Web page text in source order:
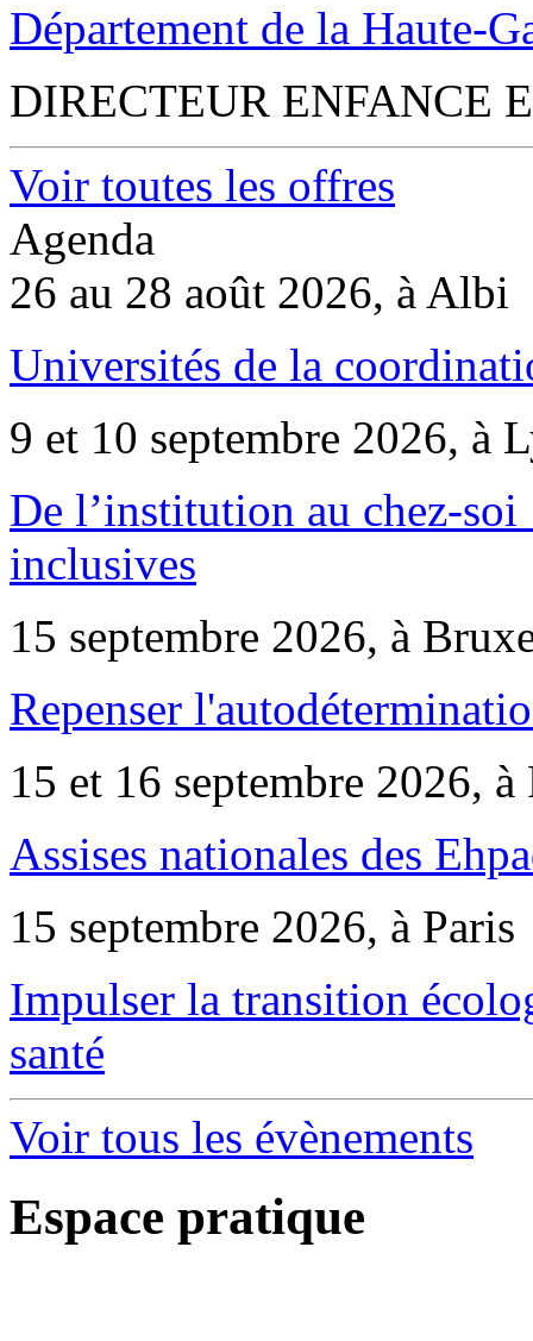
Département de la Haute-
DIRECTEUR ENFANCE
Voir toutes les offres
Agenda
26 au 28 août 2026, à Albi
Universités de la
9 et 10 septembre 2026, à
De l’institution au chez-
inclusives
15 septembre 2026, à
Repenser
15 et 16 septembre 2026, à
Assises nationales des
15 septembre 2026, à Paris
Impulser la transition
santé
Voir tous les évènements
Espace pratique